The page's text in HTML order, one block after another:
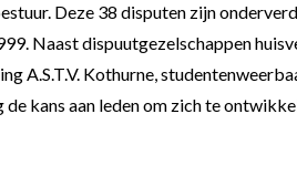
Deze 38 disputen zijn
Naast dispuutgezelschappen
Kothurne,
kans aan leden om zich te